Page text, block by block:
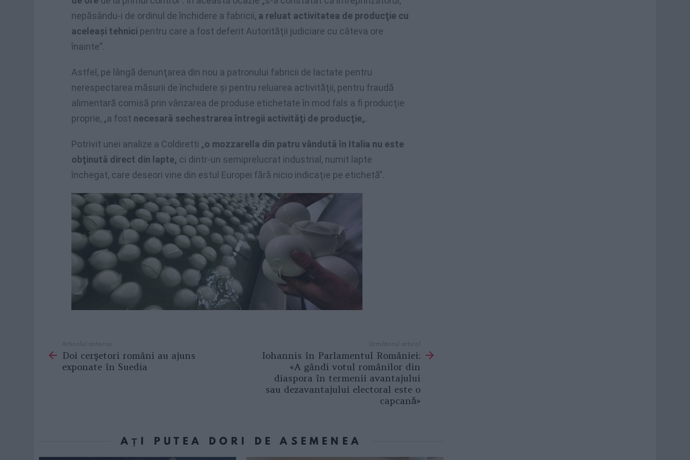
nepăsându-i de ordinul de închidere a fabricii, a reluat activitatea de producţie cu
aceleaşi tehnici pentru care a fost deferit Autorităţii judiciare cu câteva ore
înainte”.
Astfel, pe lângă denunţarea din nou a patronului fabricii de lactate pentru
nerespectarea măsurii de închidere şi pentru reluarea activităţii, pentru fraudă
alimentară comisă prin vânzarea de produse etichetate în mod fals a fi producţie
proprie, „a fost necesară sechestrarea întregii activităţi de producţie„.
Potrivit unei analize a Coldiretti „o mozzarella din patru vândută în Italia nu este
obţinută direct din lapte, ci dintr-un semiprelucrat industrial, numit lapte
închegat, care deseori vine din estul Europei fără nicio indicaţie pe etichetă”.
more
Articolul anterior
Doi cerşetori români au ajuns
exponate în Suedia
Următorul articol
Iohannis în Parlamentul României:
«A gândi votul românilor din
diaspora în termenii avantajului
sau dezavantajului electoral este o
capcană»
AȚI PUTEA DORI DE ASEMENEA